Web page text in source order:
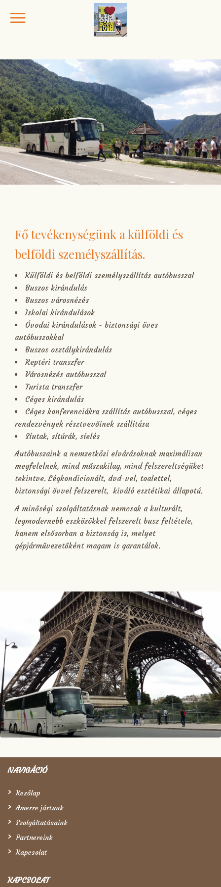
Fő tevékenységünk a külföldi és
belföldi személyszállítás.
Külföldi és belföldi személyszállítás autóbusszal
Buszos kirándulás
Buszos városnézés
Iskolai kirándulások
Óvodai kirándulások - biztonsági öves
autóbuszokkal
Buszos osztálykirándulás
Reptéri transzfer
Városnézés autóbusszal
Turista transzfer
Céges kirándulás
Céges konferenciákra szállítás autóbusszal, céges
rendezvények résztvevőinek szállítása
Síutak, sítúrák, síelés
Autóbuszaink a nemzetközi elvárásoknak maximálisan
megfelelnek, mind műszakilag, mind felszereltségüket
tekintve. Légkondicionált, dvd-vel, toalettel,
biztonsági ővvel felszerelt, kiváló esztétikai állapotú.
A minőségi szolgáltatásnak nemcsak a kulturált,
legmodernebb eszközökkel felszerelt busz feltétele,
hanem elsősorban a biztonság is, melyet
gépjárművezetőként magam is garantálok.
NAVIGÁCIÓ
Kezőlap
Amerre jártunk
Szolgáltatásaink
Partnereink
Kapcsolat
KAPCSOLAT